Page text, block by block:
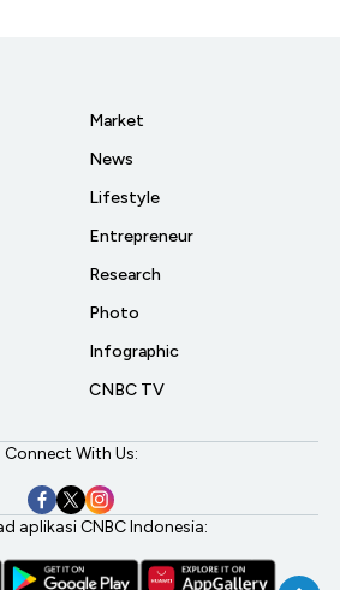
Market
News
Lifestyle
Entrepreneur
Research
Photo
Infographic
CNBC TV
Connect With Us:
aplikasi CNBC Indonesia: